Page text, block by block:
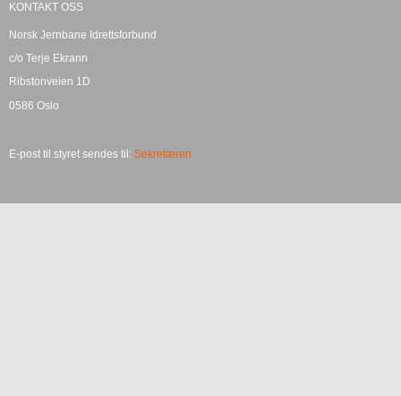
KONTAKT OSS
Norsk Jernbane Idrettsforbund
c/o Terje Ekrann
Ribstonveien 1D
0586 Oslo
E-post til styret sendes til: Sekretæren